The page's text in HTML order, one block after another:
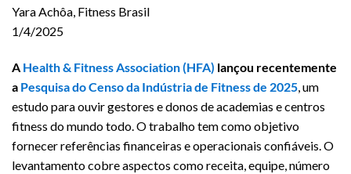
Yara Achôa, Fitness Brasil
1/4/2025
A Health & Fitness Association (HFA) lançou recentemente
a Pesquisa do Censo da Indústria de Fitness de 2025 , um
estudo para ouvir gestores e donos de academias e centros
fitness do mundo todo. O trabalho tem como objetivo
fornecer referências financeiras e operacionais confiáveis. O
levantamento cobre aspectos como receita, equipe, número